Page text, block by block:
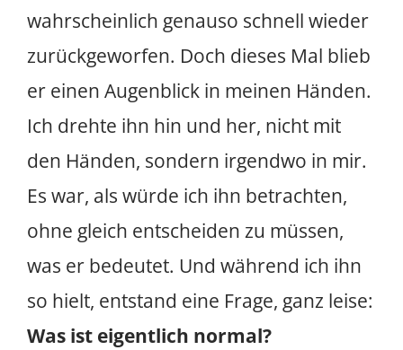
wahrscheinlich genauso schnell wieder
zurückgeworfen. Doch dieses Mal blieb
er einen Augenblick in meinen Händen.
Ich drehte ihn hin und her, nicht mit
den Händen, sondern irgendwo in mir.
Es war, als würde ich ihn betrachten,
ohne gleich entscheiden zu müssen,
was er bedeutet. Und während ich ihn
so hielt, entstand eine Frage, ganz leise:
Was ist eigentlich normal?